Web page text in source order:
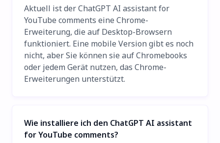
Aktuell ist der ChatGPT AI assistant for
YouTube comments eine Chrome-
Erweiterung, die auf Desktop-Browsern
funktioniert. Eine mobile Version gibt es noch
nicht, aber Sie können sie auf Chromebooks
oder jedem Gerät nutzen, das Chrome-
Erweiterungen unterstützt.
Wie installiere ich den ChatGPT AI assistant
for YouTube comments?